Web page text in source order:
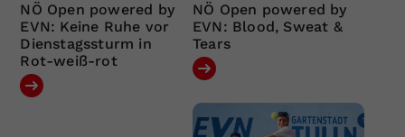
NÖ Open powered by
EVN: Keine Ruhe vor
Dienstagssturm in
Rot-weiß-rot
NÖ Open powered by
EVN: Blood, Sweat &
Tears